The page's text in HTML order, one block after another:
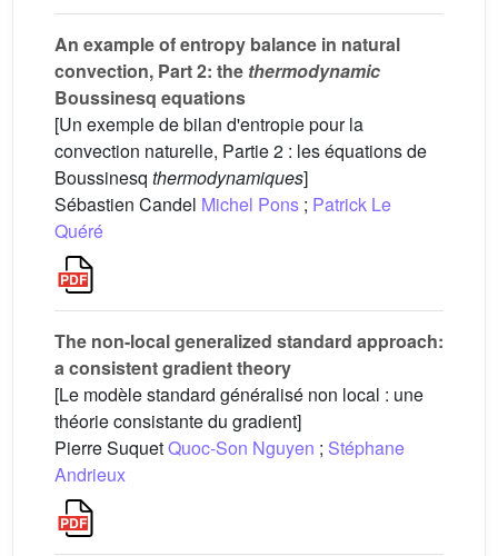
An example of entropy balance in natural
convection, Part 2: the thermodynamic
Boussinesq equations
[Un exemple de bilan d'entropie pour la
convection naturelle, Partie 2 : les équations de
Boussinesq thermodynamiques]
Sébastien Candel Michel Pons ; Patrick Le
Quéré
The non-local generalized standard approach:
a consistent gradient theory
[Le modèle standard généralisé non local : une
théorie consistante du gradient]
Pierre SuquetQuoc-Son Nguyen ; Stéphane
Andrieux